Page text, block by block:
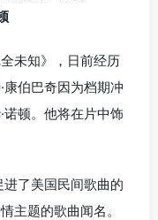
未知》，日前经历
康伯巴奇因为档期冲
诺顿。他将在片中饰
进了美国民间歌曲的
主题的歌曲闻名。